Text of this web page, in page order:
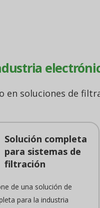
en soluciones de
Solución completa
para sistemas de
filtración
de una solución de
para la industria